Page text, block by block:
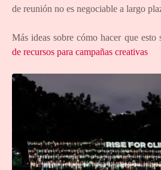
de reunión no es negociable a largo
Más ideas sobre cómo hacer que esto
de recursos para campañas creativas